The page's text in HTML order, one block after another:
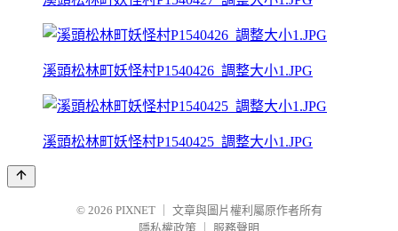
溪頭松林町妖怪村P1540426_調整大小1.JPG
溪頭松林町妖怪村P1540425_調整大小1.JPG
© 2026 PIXNET
文章與圖片權利屬原作者所有
隱私權政策
服務聲明